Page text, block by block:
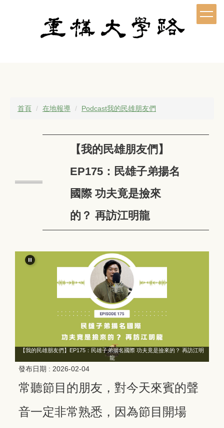
首頁 在地報導 Podcast我的民雄朋友們
【我的民雄朋友們】
EP175：民雄子弟揚名
國際 功夫竟是撿來
的？ 再訪江明龍
【我的民雄朋友們】EP175：民雄子弟揚名國際 功夫竟是撿來的？ 再訪江明
龍
發布日期 : 2026-02-04
常聽節目的朋友，對今天來賓的聲
音一定非常熟悉，因為節目開場